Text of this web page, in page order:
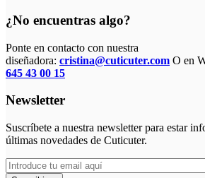
¿No encuentras algo?
Ponte en contacto con nuestra
diseñadora: cristina@cuticuter.com O en
645 43 00 15
Newsletter
Suscríbete a nuestra newsletter para estar
últimas novedades de Cuticuter.